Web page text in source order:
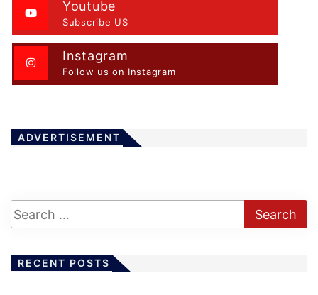
Youtube
Subscribe US
Instagram
Follow us on Instagram
ADVERTISEMENT
RECENT POSTS